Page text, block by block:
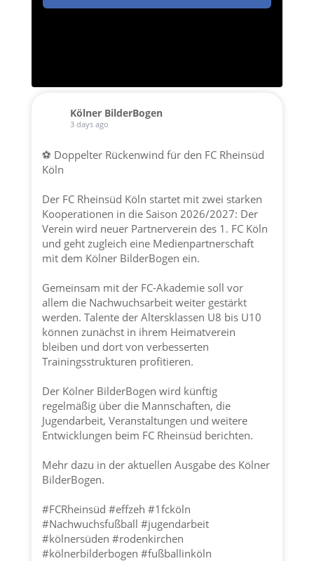
Kölner BilderBogen
3 days ago
⚽ Doppelter Rückenwind für den FC Rheinsüd
Köln
Der FC Rheinsüd Köln startet mit zwei starken
Kooperationen in die Saison 2026/2027: Der
Verein wird neuer Partnerverein des 1. FC Köln
und geht zugleich eine Medienpartnerschaft
mit dem Kölner BilderBogen ein.
Gemeinsam mit der FC-Akademie soll vor
allem die Nachwuchsarbeit weiter gestärkt
werden. Talente der Altersklassen U8 bis U10
können zunächst in ihrem Heimatverein
bleiben und dort von verbesserten
Trainingsstrukturen profitieren.
Der Kölner BilderBogen wird künftig
regelmäßig über die Mannschaften, die
Jugendarbeit, Veranstaltungen und weitere
Entwicklungen beim FC Rheinsüd berichten.
Mehr dazu in der aktuellen Ausgabe des Kölner
BilderBogen.
#FCRheinsüd #effzeh #1fcköln
#Nachwuchsfußball #jugendarbeit
#kölnersüden #rodenkirchen
#kölnerbilderbogen #fußballinköln